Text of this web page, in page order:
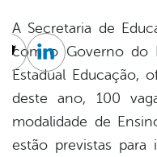
A Secretaria de
com o Governo do
Estadual Educação,
deste ano, 100
modalidade de
estão previstas
Twitter
Linkedin